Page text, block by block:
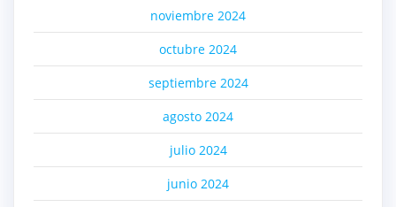
noviembre 2024
octubre 2024
septiembre 2024
agosto 2024
julio 2024
junio 2024